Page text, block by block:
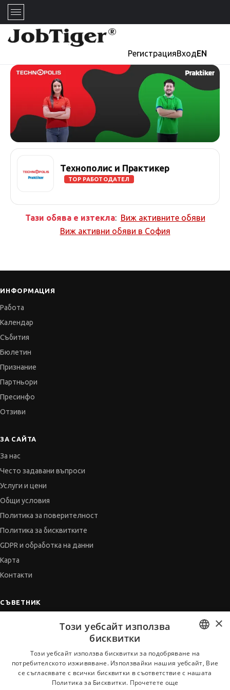
РегистрацияВходEN
Технополис и Практикер
TOP РАБОТОДАТЕЛ
Тази обява е изтекла: Виж активните обяви
Виж активни обяви в София
ИНФОРМАЦИЯ
Работа
Календар
Събития
Бюлетин
Признание
Партньори
Пресинфо
Отзиви
ЗА САЙТА
За нас
Често задавани въпроси
Услуги и цени
Общи условия
Политика за поверителност
Политика за бисквитките
GDPR и обработка на данни
Карта
Контакти
СЪВЕТНИК
Когато получим оферта
BULGARIAN
ENGLISH
×
Този уебсайт използва
бисквитки
Този уебсайт използва бисквитки за подобряване на
потребителското изживяване. Използвайки нашия уебсайт, Вие
се съгласявате с всички бисквитки в съответствие с нашата
Политика за Бисквитки. Прочетете още